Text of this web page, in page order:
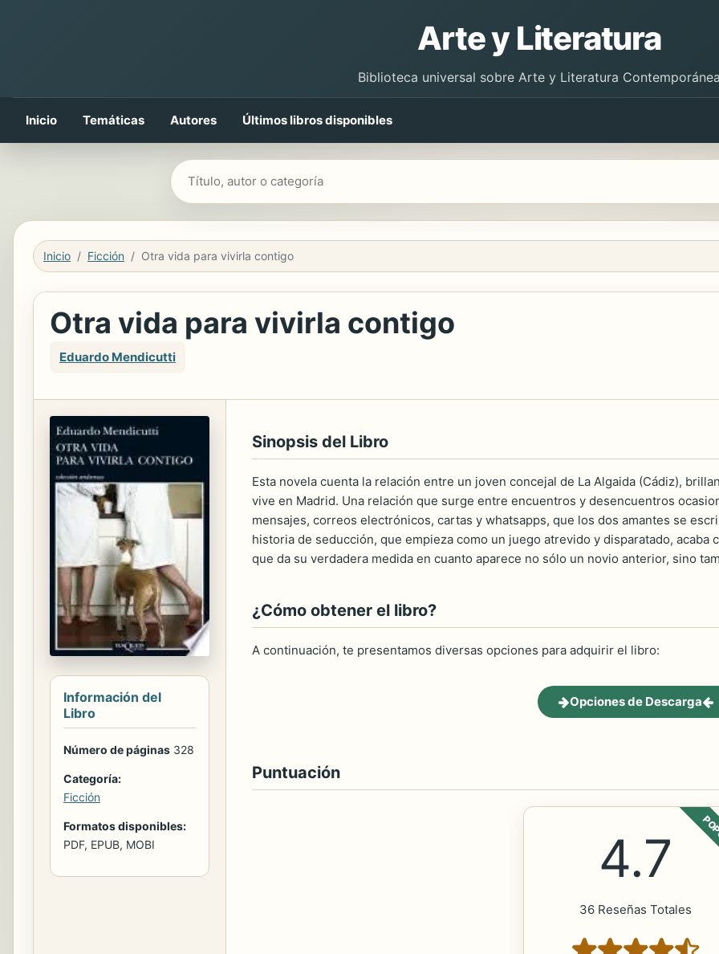
Arte y Literatura
Biblioteca universal sobre Arte y Literatura
Inicio Temáticas Autores Últimos libros disponibles
Buscar libros
Inicio Ficción Otra vida para vivirla contigo
Otra vida para vivirla contigo
Eduardo Mendicutti
Información del
Libro
Número de páginas 328
Categoría:
Ficción
Formatos disponibles:
PDF, EPUB, MOBI
Sinopsis del Libro
Esta novela cuenta la relación entre un joven concejal de La Algaida (Cádiz),
vive en Madrid. Una relación que surge entre encuentros y desencuentros
mensajes, correos electrónicos, cartas y whatsapps, que los dos amantes se
historia de seducción, que empieza como un juego atrevido y disparatado,
que da su verdadera medida en cuanto aparece no sólo un novio anterior, sino
¿Cómo obtener el libro?
A continuación, te presentamos diversas opciones para adquirir el libro:
Opciones de Descarga
Puntuación
4.7
36 Reseñas Totales